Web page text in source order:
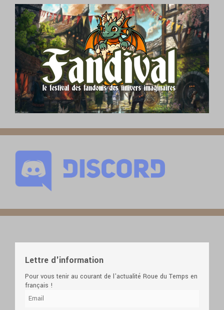
Lettre d'information
Pour vous tenir au courant de l'actualité Roue du Temps en
français !